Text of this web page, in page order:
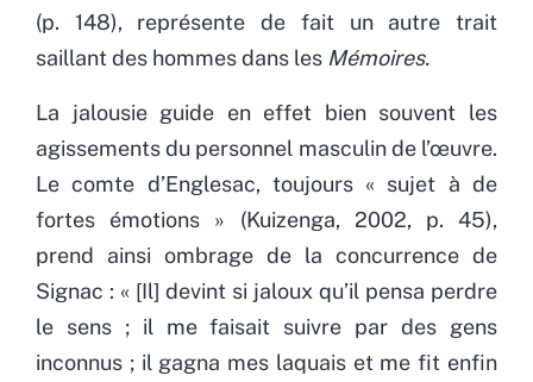
(p. 148), représente de fait un autre trait
saillant des hommes dans les Mémoires.
La jalousie guide en effet bien souvent les
agissements du personnel masculin de l’œuvre.
Le comte d’Englesac, toujours « sujet à de
fortes émotions » (Kuizenga, 2002, p. 45),
prend ainsi ombrage de la concurrence de
Signac : « [Il] devint si jaloux qu’il pensa perdre
le sens ; il me faisait suivre par des gens
inconnus ; il gagna mes laquais et me fit enfin